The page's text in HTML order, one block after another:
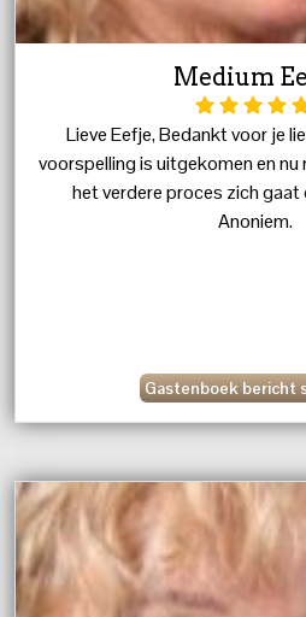
Medium
Lieve Eefje, Bedankt voor je
voorspelling is uitgekomen en
het verdere proces zich
Anoniem.
Gastenboek bericht